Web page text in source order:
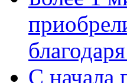
С начала